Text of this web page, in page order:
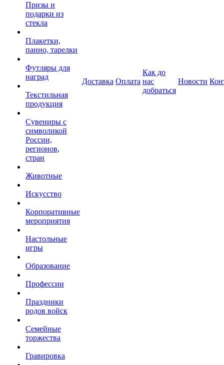
Призы и
подарки из
стекла
Плакетки,
панно, тарелки
Футляры для
наград
Текстильная
продукция
Сувениры с
символикой
России,
регионов,
стран
Животные
Искусство
Корпоративные
мероприятия
Настольные
игры
Образование
Профессии
Праздники
родов войск
Семейные
торжества
Гравировка
Доставка Оплата
Как до
нас
добраться
Новости